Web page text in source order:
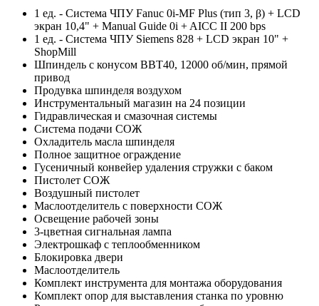
1 ед. - Система ЧПУ Fanuc 0i-MF Plus (тип 3, β) + LCD
экран 10,4" + Manual Guide 0i + AICC II 200 bps
1 ед. - Система ЧПУ Siemens 828 + LCD экран 10" +
ShopMill
Шпиндель с конусом ВВT40, 12000 об/мин, прямой
привод
Продувка шпинделя воздухом
Инструментальный магазин на 24 позиции
Гидравлическая и смазочная системы
Система подачи СОЖ
Охладитель масла шпинделя
Полное защитное ограждение
Гусеничный конвейер удаления стружки с баком
Пистолет СОЖ
Воздушный пистолет
Маслоотделитель с поверхности СОЖ
Освещение рабочей зоны
3-цветная сигнальная лампа
Электрошкаф с теплообменником
Блокировка двери
Маслоотделитель
Комплект инструмента для монтажа оборудования
Комплект опор для выставления станка по уровню